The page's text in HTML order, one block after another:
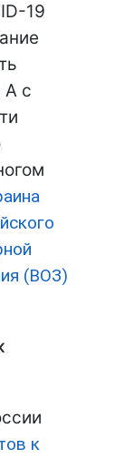
19
А с
(ВОЗ)
к